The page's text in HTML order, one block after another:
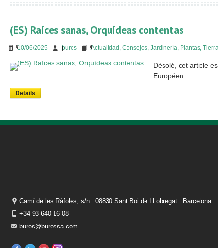
(ES) Raíces sanas, Orquídeas contentas
10/06/2025 bures Actualidad , Consejos, Jardinería, Plantas,
Désolé, cet article
Européen.
Details
Camí de les Ràfoles, s/n . 08830 Sant Boi de LLobregat . Barcelona
+34 93 640 16 08
bures@buressa.com